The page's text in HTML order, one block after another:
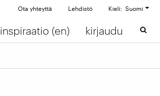
Ota yhteyttä Lehdistö Kieli: Suomi
inspiraatio (en) kirjaudu